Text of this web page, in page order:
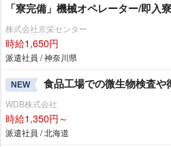
「寮完備」機械オペレーター/即入
株式会社京栄センター
時給1,650円
派遣社員 / 神奈川県
NEW 食品工場での微生物検査や
WDB株式会社
時給1,350円～
派遣社員 / 北海道